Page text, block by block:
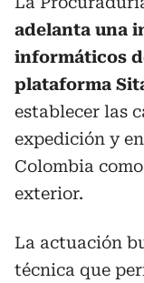
adelanta una
informáticos
plataforma
establecer las
expedición y
Colombia
exterior.
La actuación
técnica que